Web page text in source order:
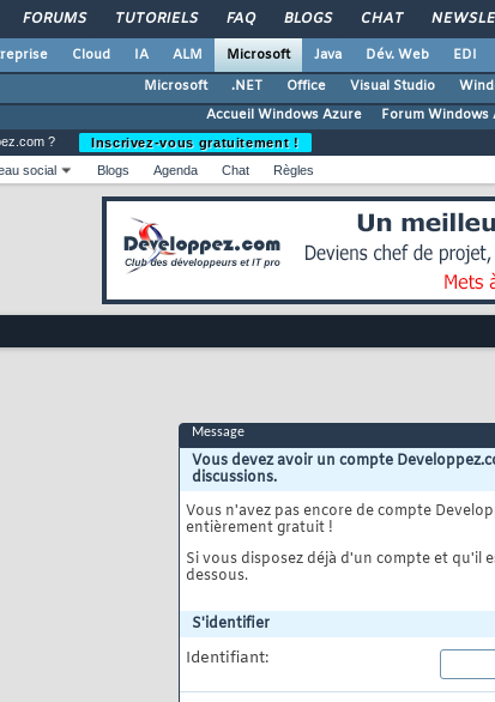
FORUMS TUTORIELS FAQ BLOGS CHAT
Cloud IA ALM Microsoft Java Dév. Web EDI
Microsoft
.NET Office Visual Studio
Accueil Windows Azure
Forum Windows
?
Inscrivez-vous gratuitement !
social Blogs Agenda Chat Règles
Message
Vous devez avoir un compte
discussions.
Vous n'avez pas encore de compte
entièrement gratuit !
Si vous disposez déjà d'un compte et qu'il
dessous.
S'identifier
Identifiant: